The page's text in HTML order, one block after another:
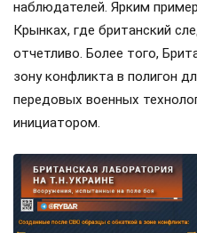
наблюдателей. Ярким
Крынках, где британский
отчетливо. Более того,
зону конфликта в полигон
передовых военных
инициатором.